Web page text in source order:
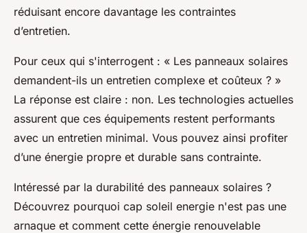
réduisant encore davantage les contraintes
d’entretien.
Pour ceux qui s'interrogent : « Les panneaux solaires
demandent-ils un entretien complexe et coûteux ? »
La réponse est claire : non. Les technologies actuelles
assurent que ces équipements restent performants
avec un entretien minimal. Vous pouvez ainsi profiter
d’une énergie propre et durable sans contrainte.
Intéressé par la durabilité des panneaux solaires ?
Découvrez pourquoi cap soleil energie n'est pas une
arnaque et comment cette énergie renouvelable